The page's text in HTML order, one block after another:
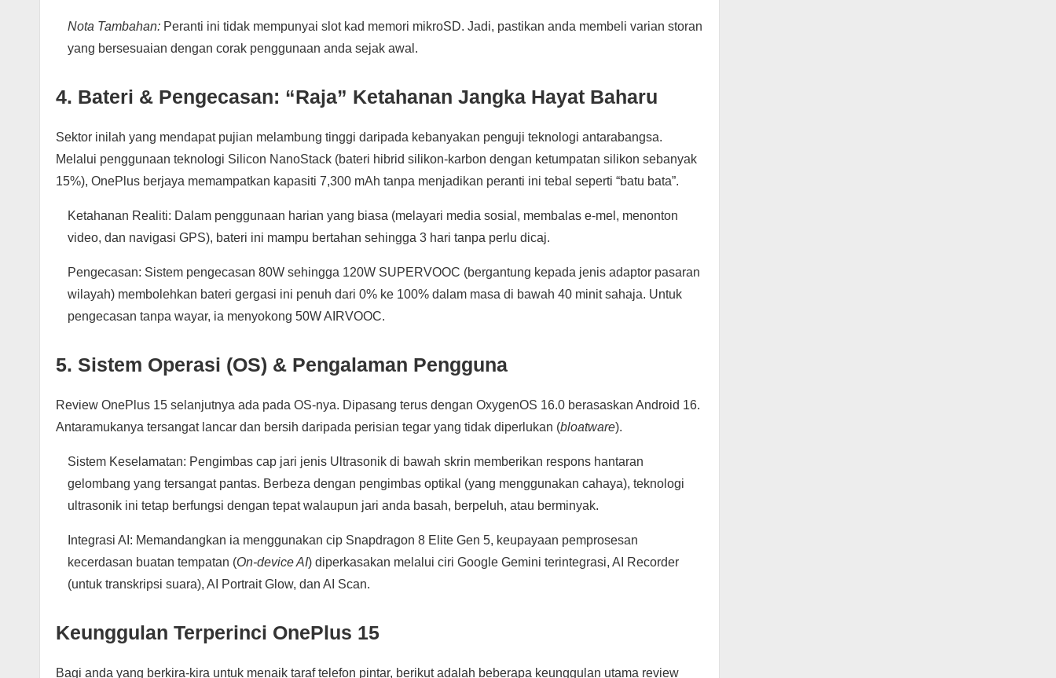
Nota Tambahan: Peranti ini tidak mempunyai slot kad memori mikroSD. Jadi, pastikan anda membeli varian storan
yang bersesuaian dengan corak penggunaan anda sejak awal.
4. Bateri & Pengecasan: “Raja” Ketahanan Jangka Hayat Baharu
Sektor inilah yang mendapat pujian melambung tinggi daripada kebanyakan penguji teknologi antarabangsa.
Melalui penggunaan teknologi Silicon NanoStack (bateri hibrid silikon-karbon dengan ketumpatan silikon sebanyak
15%), OnePlus berjaya memampatkan kapasiti 7,300 mAh tanpa menjadikan peranti ini tebal seperti “batu bata”.
Ketahanan Realiti: Dalam penggunaan harian yang biasa (melayari media sosial, membalas e-mel, menonton
video, dan navigasi GPS), bateri ini mampu bertahan sehingga 3 hari tanpa perlu dicaj.
Pengecasan: Sistem pengecasan 80W sehingga 120W SUPERVOOC (bergantung kepada jenis adaptor pasaran
wilayah) membolehkan bateri gergasi ini penuh dari 0% ke 100% dalam masa di bawah 40 minit sahaja. Untuk
pengecasan tanpa wayar, ia menyokong 50W AIRVOOC.
5. Sistem Operasi (OS) & Pengalaman Pengguna
Review OnePlus 15 selanjutnya ada pada OS-nya. Dipasang terus dengan OxygenOS 16.0 berasaskan Android 16.
Antaramukanya tersangat lancar dan bersih daripada perisian tegar yang tidak diperlukan (bloatware).
Sistem Keselamatan: Pengimbas cap jari jenis Ultrasonik di bawah skrin memberikan respons hantaran
gelombang yang tersangat pantas. Berbeza dengan pengimbas optikal (yang menggunakan cahaya), teknologi
ultrasonik ini tetap berfungsi dengan tepat walaupun jari anda basah, berpeluh, atau berminyak.
Integrasi AI: Memandangkan ia menggunakan cip Snapdragon 8 Elite Gen 5, keupayaan pemprosesan
kecerdasan buatan tempatan (On-device AI) diperkasakan melalui ciri Google Gemini terintegrasi, AI Recorder
(untuk transkripsi suara), AI Portrait Glow, dan AI Scan.
Keunggulan Terperinci OnePlus 15
Bagi anda yang berkira-kira untuk menaik taraf telefon pintar, berikut adalah beberapa keunggulan utama review